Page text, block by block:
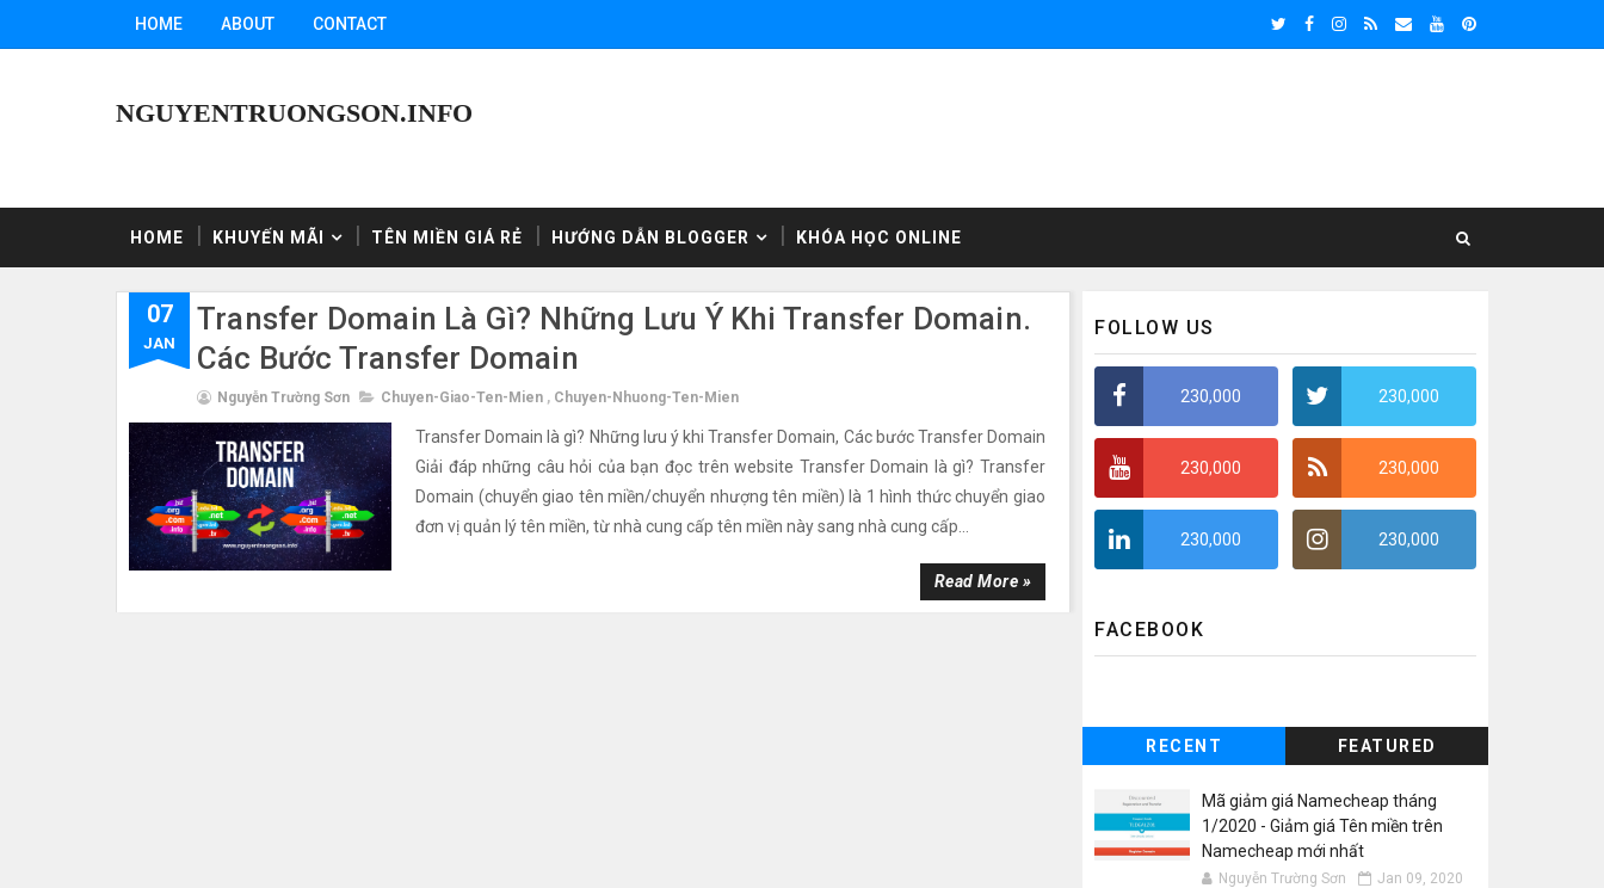
HOME ABOUT CONTACT
NGUYENTRUONGSON.INFO
HOME KHUYẾN MÃI TÊN MIỀN GIÁ RẺ HƯỚNG DẪN BLOGGER KHÓA HỌC ONLINE
07
JAN
Transfer Domain Là Gì? Những Lưu Ý Khi Transfer Domain.
Các Bước Transfer Domain
Nguyễn Trường Sơn Chuyen-Giao-Ten-Mien , Chuyen-Nhuong-Ten-Mien
Transfer Domain là gì? Những lưu ý khi Transfer Domain, Các bước Transfer Domain
Giải đáp những câu hỏi của bạn đọc trên website Transfer Domain là gì? Transfer
Domain (chuyển giao tên miền/chuyển nhượng tên miền) là 1 hình thức chuyển giao
đơn vị quản lý tên miền, từ nhà cung cấp tên miền này sang nhà cung cấp...
Read More »
FOLLOW US
230,000 230,000
230,000 230,000
230,000 230,000
FACEBOOK
RECENT FEATURED
Mã giảm giá Namecheap tháng
1/2020 - Giảm giá Tên miền trên
Namecheap mới nhất
Nguyễn Trường Sơn Jan 09, 2020